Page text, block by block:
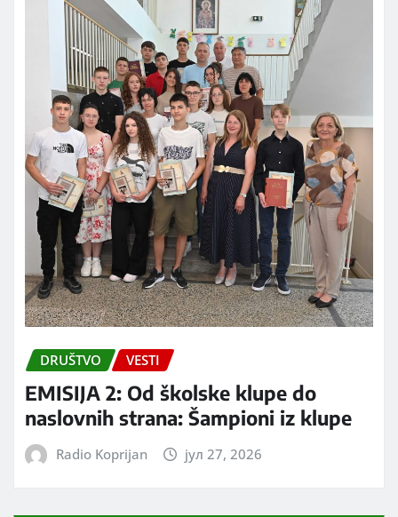
DRUŠTVO VESTI
EMISIJA 2: Od školske klupe do
naslovnih strana: Šampioni iz klupe
Radio Koprijan јул 27, 2026